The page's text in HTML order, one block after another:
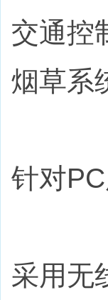
交通控
烟草系
针对
采用无